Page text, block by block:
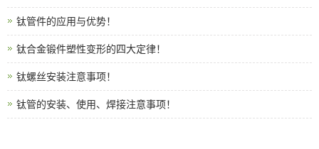
钛管件的应用与优势！
钛合金锻件塑性变形的四大定律！
钛螺丝安装注意事项！
钛管的安装、使用、焊接注意事项！